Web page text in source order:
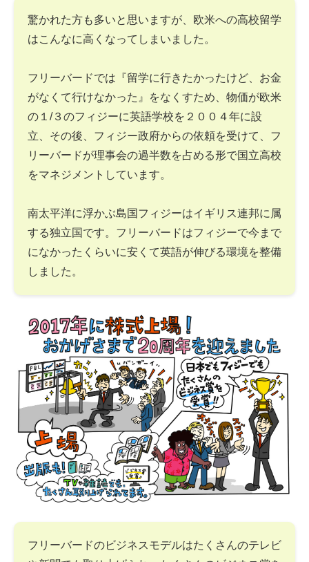
驚かれた方も多いと思いますが、欧米への高校留学
はこんなに高くなってしまいました。
フリーバードでは『留学に行きたかったけど、お金
がなくて行けなかった』をなくすため、物価が欧米
の１/３のフィジーに英語学校を２００４年に設
立、その後、フィジー政府からの依頼を受けて、フ
リーバードが理事会の過半数を占める形で国立高校
をマネジメントしています。
南太平洋に浮かぶ島国フィジーはイギリス連邦に属
する独立国です。フリーバードはフィジーで今まで
になかったくらいに安くて英語が伸びる環境を整備
しました。
フリーバードのビジネスモデルはたくさんのテレビ